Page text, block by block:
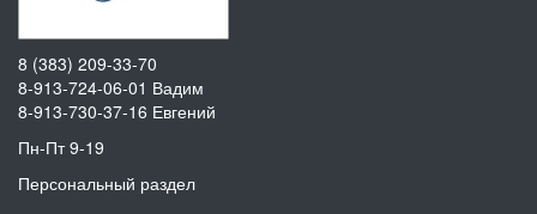
8 (383) 209-33-70
8-913-724-06-01 Вадим
8-913-730-37-16 Евгений
Пн-Пт 9-19
Персональный раздел